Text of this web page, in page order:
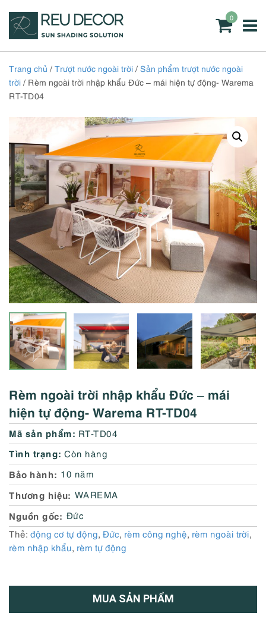
0
Trang chủ / Trượt nước ngoài trời / Sản phẩm trượt nước ngoài
trời / Rèm ngoài trời nhập khẩu Đức – mái hiện tự động- Warema
RT-TD04
Rèm ngoài trời nhập khẩu Đức – mái
hiện tự động- Warema RT-TD04
Mã sản phẩm: RT-TD04
Tình trạng: Còn hàng
Bảo hành 10 năm
Thương hiệu WAREMA
Nguồn gốc
Đức
Thẻ: động cơ tự động Đức rèm công nghệ rèm ngoài trời
rèm nhập khẩu rèm tự động
MUA SẢN PHẨM